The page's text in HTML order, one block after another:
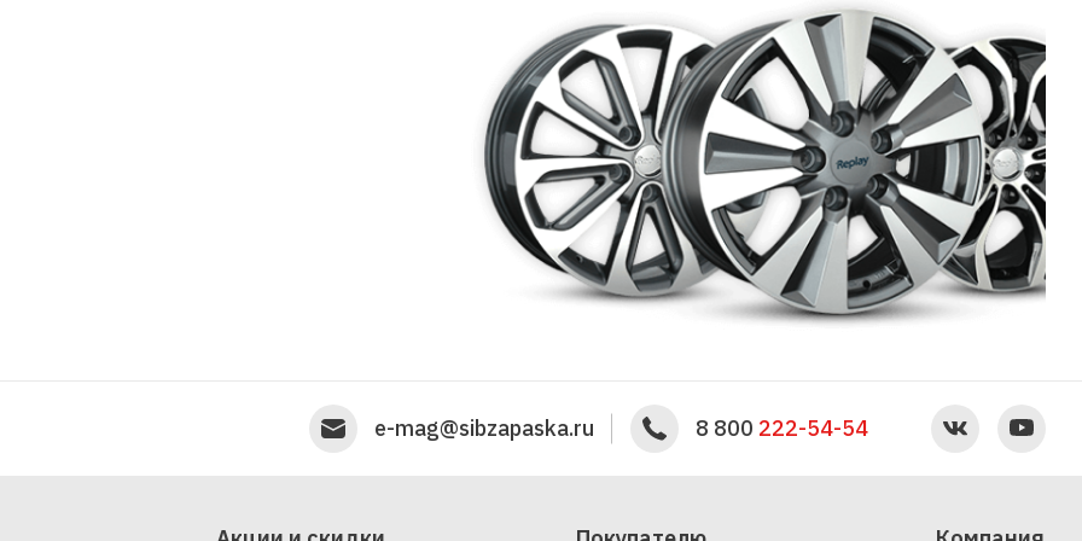
e-mag@sibzapaska.ru 8 800 222-54-54